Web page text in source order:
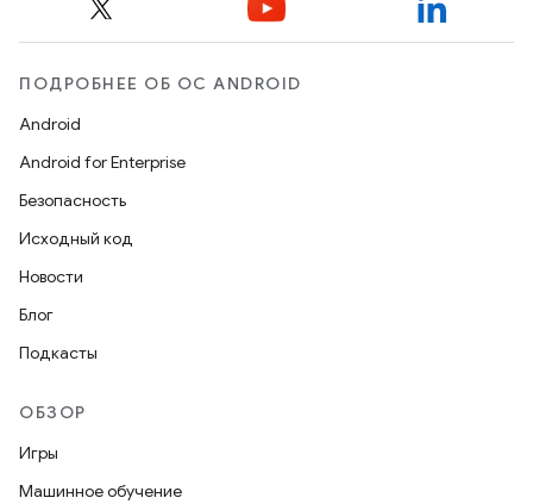
ПОДРОБНЕЕ ОБ ОС ANDROID
Android
Android for Enterprise
Безопасность
Исходный код
Новости
Блог
Подкасты
ОБЗОР
Игры
Машинное обучение